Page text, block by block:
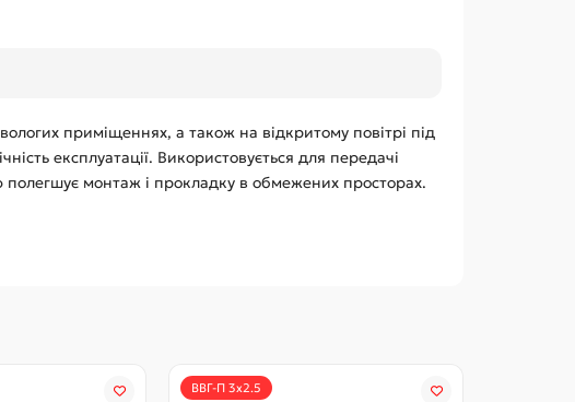
приміщеннях, а також на відкритому повітрі під
експлуатації. Використовується для передачі
монтаж і прокладку в обмежених просторах.
ВВГ-П 3x2.5